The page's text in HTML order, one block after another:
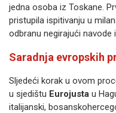
jedna osoba iz Toskane.
pristupila ispitivanju u
odbranu negirajući navode
Saradnja evropskih
Sljedeći korak u ovom
u sjedištu Eurojusta u
italijanski,